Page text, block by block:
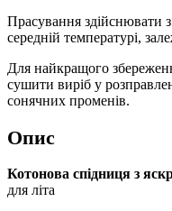
Прасування здійснювати
середній температурі,
Для найкращого
сушити виріб у
сонячних променів.
Опис
Котонова спідниця з
для літа